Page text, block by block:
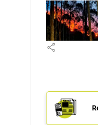
share